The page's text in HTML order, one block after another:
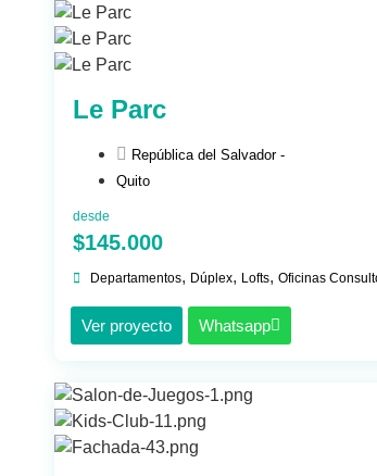
Le Parc
República del Salvador -
Quito
desde
$145.000
Departamentos, Dúplex, Lofts, Oficinas
Ver proyecto Whatsapp